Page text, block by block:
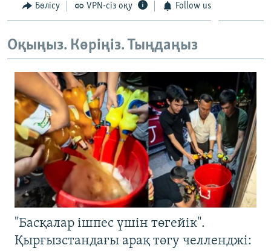
Бөлісу VPN-сіз оқу Follow us
Оқыңыз. Көріңіз. Тыңдаңыз
"Басқалар ішпес үшін төгейік".
Қырғызстандағы арақ төгу челленджі: